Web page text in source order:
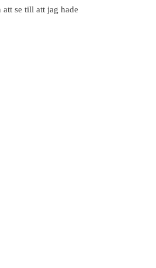
se till att jag hade